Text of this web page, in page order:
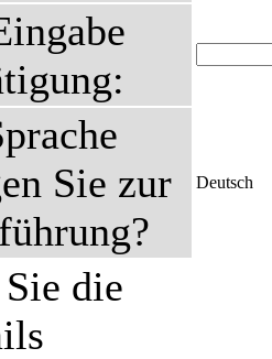
Sie zur
Deutsch
die